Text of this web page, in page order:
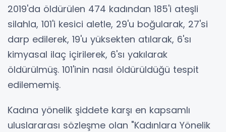
2019'da öldürülen 474 kadından 185'i ateşli
silahla, 101'i kesici aletle, 29'u boğularak, 27'si
darp edilerek, 19'u yüksekten atılarak, 6'sı
kimyasal ilaç içirilerek, 6'sı yakılarak
öldürülmüş. 101'inin nasıl öldürüldüğü tespit
edilememiş.
Kadına yönelik şiddete karşı en kapsamlı
uluslararası sözleşme olan "Kadınlara Yönelik